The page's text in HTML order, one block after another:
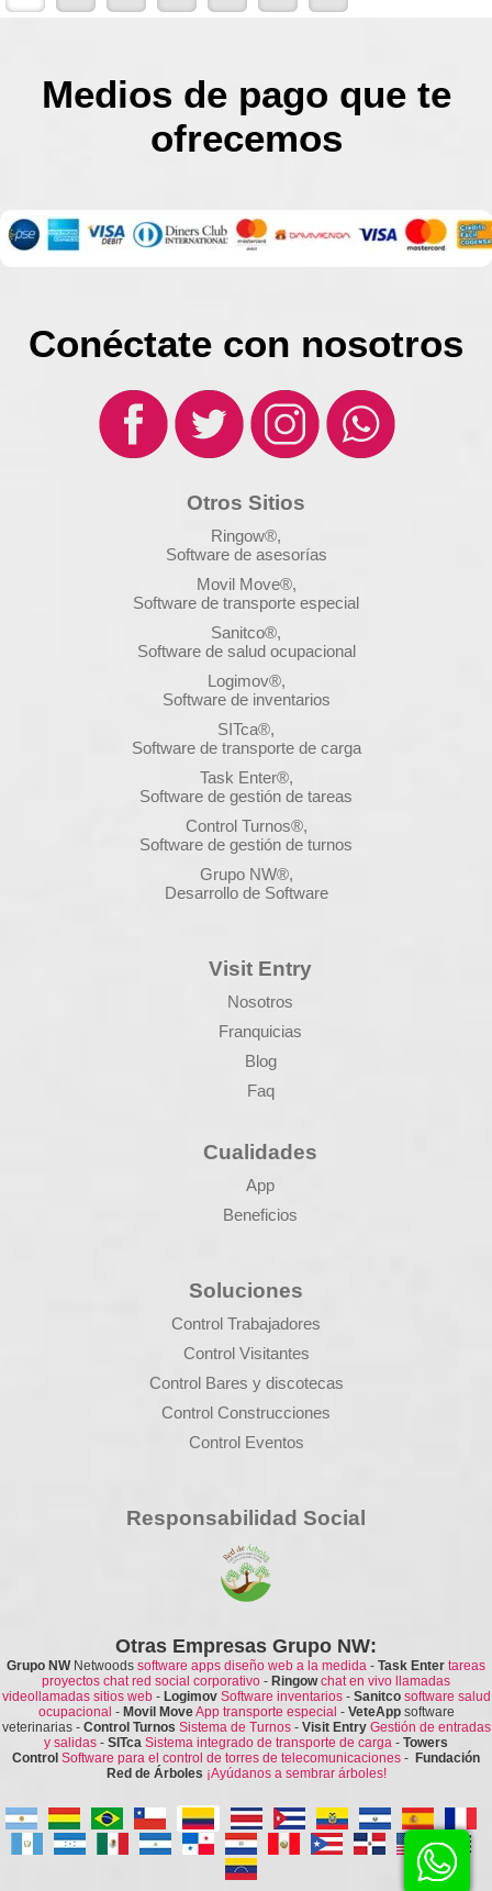
Medios de pago que te
ofrecemos
Conéctate con nosotros
Otros Sitios
Ringow®,
Software de asesorías
Movil Move®,
Software de transporte especial
Sanitco®,
Software de salud ocupacional
Logimov®,
Software de inventarios
SITca®,
Software de transporte de carga
Task Enter®,
Software de gestión de tareas
Control Turnos®,
Software de gestión de turnos
Grupo NW®,
Desarrollo de Software
Visit Entry
Nosotros
Franquicias
Blog
Faq
Cualidades
App
Beneficios
Soluciones
Control Trabajadores
Control Visitantes
Control Bares y discotecas
Control Construcciones
Control Eventos
Responsabilidad Social
Otras Empresas Grupo NW:
Grupo NW Netwoods software apps diseño web a la medida - Task Enter tareas
proyectos chat red social corporativo - Ringowchat en vivo llamadas
videollamadas sitios web- Logimov Software inventarios- Sanitco software salud
ocupacional - Movil MoveApp transporte especial - VeteAppsoftware
veterinarias- Control Turnos Sistema de Turnos- Visit Entry Gestión de entradas
y salidas - SITca Sistema integrado de transporte de carga - Towers
Control Software para el control de torres de telecomunicaciones - Fundación
Red de Árboles ¡Ayúdanos a sembrar árboles!